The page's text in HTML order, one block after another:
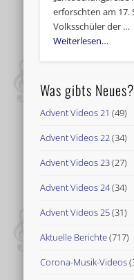
erforschten am 17.
Volksschüler der …
Weiterlesen…
Was gibts Neues?
Advent Videos 21 (49)
Advent Videos 22(34)
Advent Videos 23(27)
Advent Videos 24(34)
Advent Videos 25(31)
Aktuelle Berichte(717)
Corona-Musik-Videos